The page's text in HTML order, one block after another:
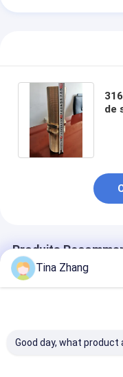
de
Produits
Tina Zhang
Good day, what product